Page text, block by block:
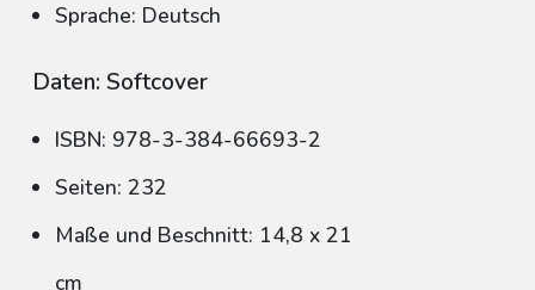
Sprache: Deutsch
Daten: Softcover
ISBN: 978-3-384-66693-2
Seiten: 232
Maße und Beschnitt: 14,8 x 21
cm